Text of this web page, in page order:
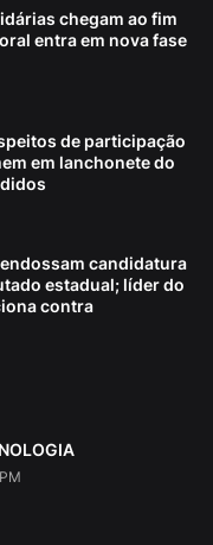
chegam ao fim
entra em nova fase
de participação
em lanchonete do
candidatura
estadual; líder do
contra